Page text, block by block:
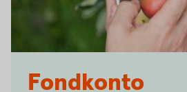
Fondkonto